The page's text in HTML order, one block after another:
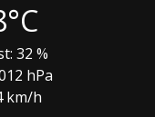
32 %
hPa
km/h